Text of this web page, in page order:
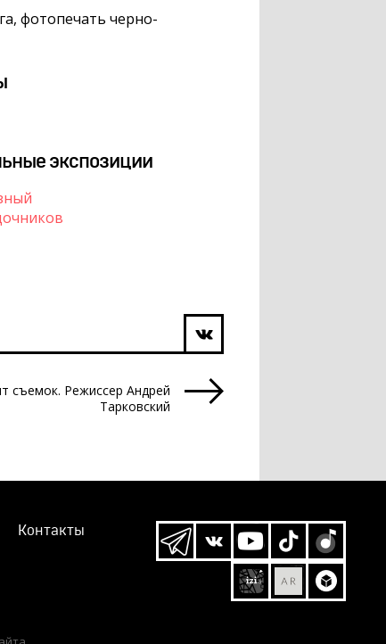
фотопечать черно-
экспозиции
съемок. Режиссер Андрей
Тарковский
Контакты